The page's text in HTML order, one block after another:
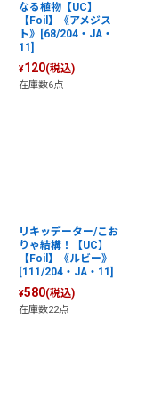
なる植物【UC】
【Foil】《アメジス
ト》[68/204・JA・
11]
¥120(税込)
在庫数6点
リキッデーター/こお
りゃ結構！【UC】
【Foil】《ルビー》
[111/204・JA・11]
¥580(税込)
在庫数22点